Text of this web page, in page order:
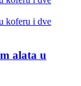
alata u